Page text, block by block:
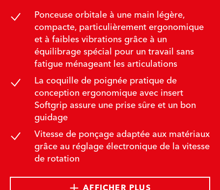
Ponceuse orbitale à une main légère,
compacte, particulièrement ergonomique
et à faibles vibrations grâce à un
équilibrage spécial pour un travail sans
fatigue ménageant les articulations
La coquille de poignée pratique de
conception ergonomique avec insert
Softgrip assure une prise sûre et un bon
guidage
Vitesse de ponçage adaptée aux matériaux
grâce au réglage électronique de la vitesse
de rotation